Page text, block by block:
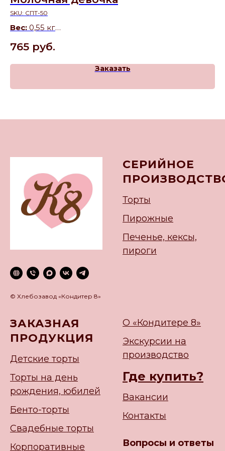
SKU: СПТ-50
Вес: 0,55 кг
молоке и воздушным пломбирным кремом.
765 руб.
Заказать
© Хлебозавод «Кондитер 8»
СЕРИЙНОЕ
Торты
Пирожные
Печенье, кексы,
пироги
ЗАКАЗНАЯ
ПРОДУКЦИЯ
Детские торты
Торты на день
рождения, юбилей
Бенто-торты
Свадебные торты
Корпоративные
О «Кондитере 8»
Экскурсии на
производство
Где купить?
Вакансии
Контакты
Вопросы и ответы